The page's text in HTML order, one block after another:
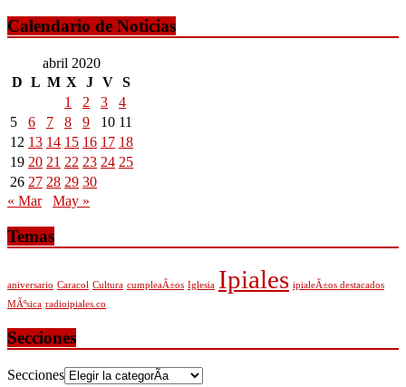
Calendario de Noticias
abril 2020
D L M X J V S
1
2 3
4
5
6 7 8 9 10 11
12 13 14 15 16 17 18
19 20 21 22 23 24 25
26 27 28 29 30
« Mar
May »
Temas
aniversario Caracol Cultura cumpleaÃ±os Iglesia Ipiales ipialeÃ±os destacados
MÃºsica radioipiales.co
Secciones
Secciones